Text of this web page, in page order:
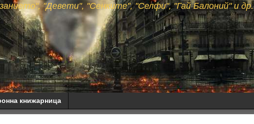
"Девети", "Сенките", "Селфи", "Гай Балоний" и др.
книжарница